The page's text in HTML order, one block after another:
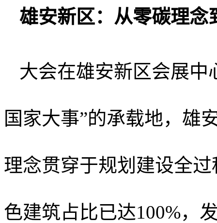
雄安新区：从零碳理念
大会在雄安新区会展中
国家大事”的承载地，雄
理念贯穿于规划建设全
色建筑占比已达100%，